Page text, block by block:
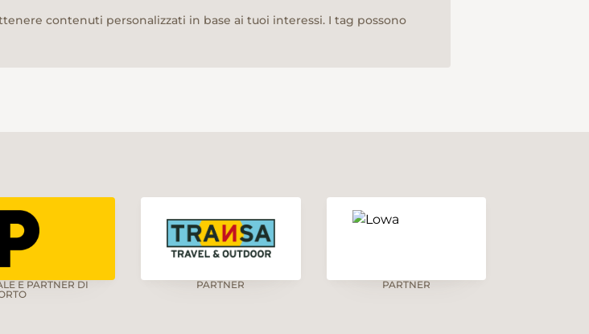
contenuti personalizzati in base ai tuoi interessi. I tag possono
E PARTNER DI
PARTNER PARTNER